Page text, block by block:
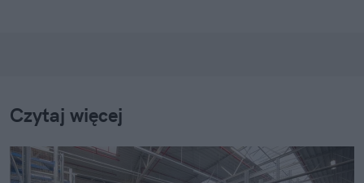
Czytaj więcej